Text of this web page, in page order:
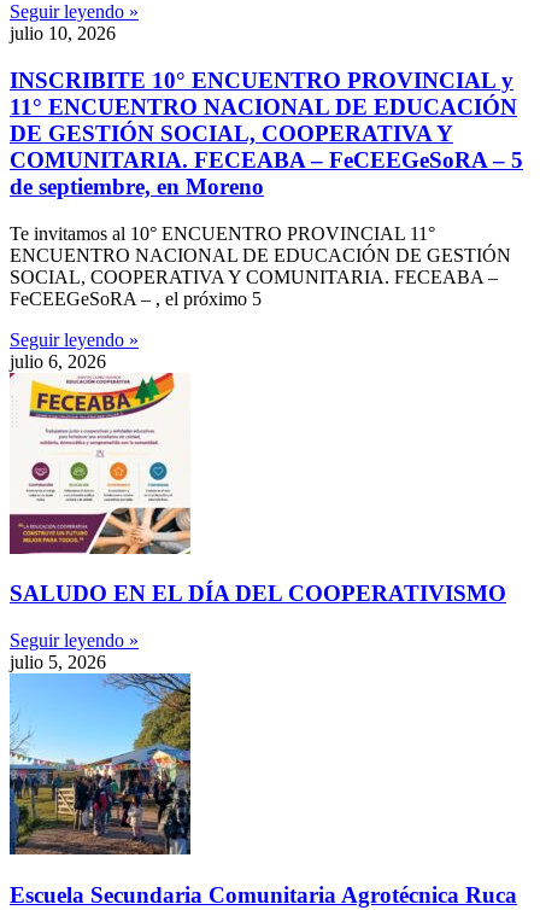
Seguir leyendo »
julio 10, 2026
INSCRIBITE 10° ENCUENTRO PROVINCIAL y
11° ENCUENTRO NACIONAL DE EDUCACIÓN
DE GESTIÓN SOCIAL, COOPERATIVA Y
COMUNITARIA. FECEABA – FeCEEGeSoRA – 5
de septiembre, en Moreno
Te invitamos al 10° ENCUENTRO PROVINCIAL 11°
ENCUENTRO NACIONAL DE EDUCACIÓN DE GESTIÓN
SOCIAL, COOPERATIVA Y COMUNITARIA. FECEABA –
FeCEEGeSoRA – , el próximo 5
Seguir leyendo »
julio 6, 2026
SALUDO EN EL DÍA DEL COOPERATIVISMO
Seguir leyendo »
julio 5, 2026
Escuela Secundaria Comunitaria Agrotécnica Ruca